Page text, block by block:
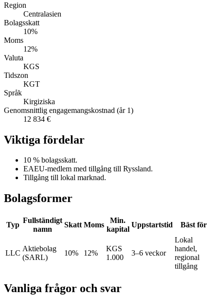
Region
Centralasien
Bolagsskatt
10%
Moms
12%
Valuta
KGS
Tidszon
KGT
Språk
Kirgiziska
Genomsnittlig engagemangskostnad (år 1)
12 834 €
Viktiga fördelar
10 % bolagsskatt.
EAEU-medlem med tillgång till Ryssland.
Tillgång till lokal marknad.
Bolagsformer
Typ
Fullständigt
namn
Skatt Moms
Min.
kapital
Uppstartstid Bäst för
LLC
Aktiebolag
(SARL)
10% 12%
KGS
1.000
3–6 veckor
Lokal
handel,
regional
tillgång
Vanliga frågor och svar